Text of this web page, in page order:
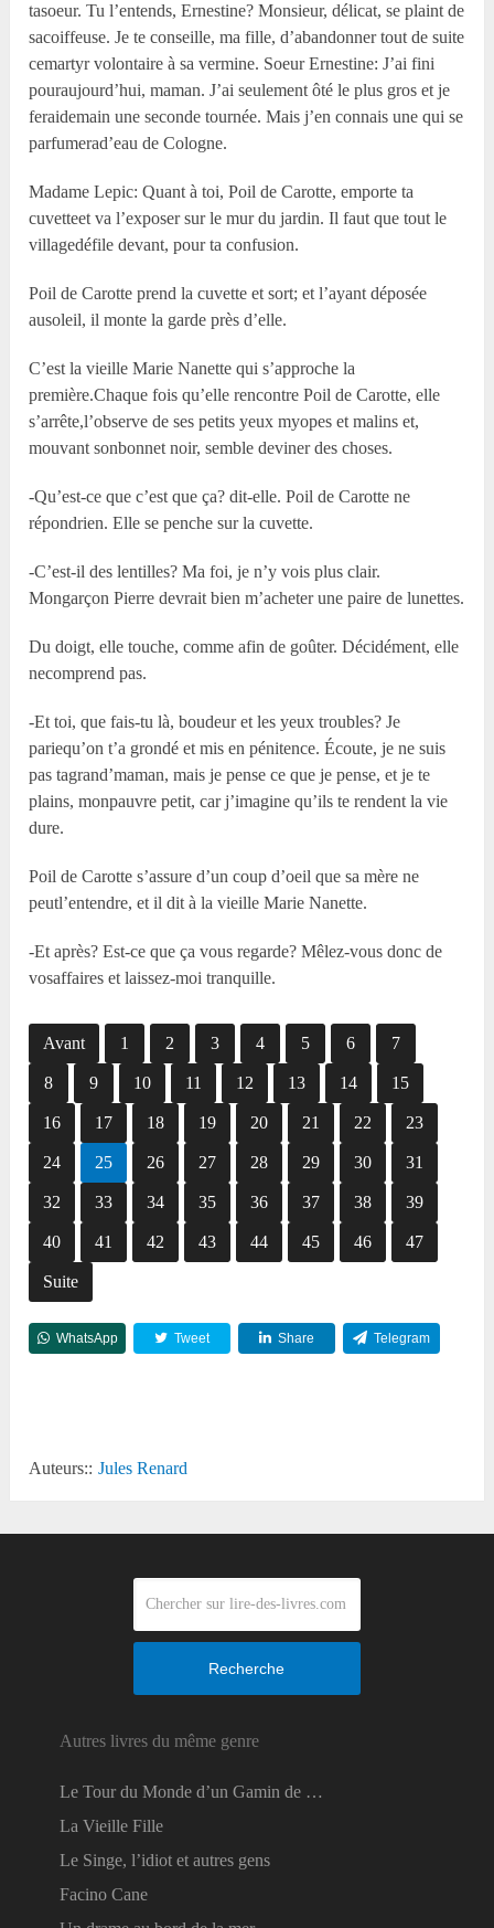
tasoeur. Tu l’entends, Ernestine? Monsieur, délicat, se plaint de
sacoiffeuse. Je te conseille, ma fille, d’abandonner tout de suite
cemartyr volontaire à sa vermine. Soeur Ernestine: J’ai fini
pouraujourd’hui, maman. J’ai seulement ôté le plus gros et je
feraidemain une seconde tournée. Mais j’en connais une qui se
parfumerad’eau de Cologne.
Madame Lepic: Quant à toi, Poil de Carotte, emporte ta
cuvetteet va l’exposer sur le mur du jardin. Il faut que tout le
villagedéfile devant, pour ta confusion.
Poil de Carotte prend la cuvette et sort; et l’ayant déposée
ausoleil, il monte la garde près d’elle.
C’est la vieille Marie Nanette qui s’approche la
première.Chaque fois qu’elle rencontre Poil de Carotte, elle
s’arrête,l’observe de ses petits yeux myopes et malins et,
mouvant sonbonnet noir, semble deviner des choses.
-Qu’est-ce que c’est que ça? dit-elle. Poil de Carotte ne
répondrien. Elle se penche sur la cuvette.
-C’est-il des lentilles? Ma foi, je n’y vois plus clair.
Mongarçon Pierre devrait bien m’acheter une paire de lunettes.
Du doigt, elle touche, comme afin de goûter. Décidément, elle
necomprend pas.
-Et toi, que fais-tu là, boudeur et les yeux troubles? Je
pariequ’on t’a grondé et mis en pénitence. Écoute, je ne suis
pas tagrand’maman, mais je pense ce que je pense, et je te
plains, monpauvre petit, car j’imagine qu’ils te rendent la vie
dure.
Poil de Carotte s’assure d’un coup d’oeil que sa mère ne
peutl’entendre, et il dit à la vieille Marie Nanette.
-Et après? Est-ce que ça vous regarde? Mêlez-vous donc de
vosaffaires et laissez-moi tranquille.
Avant 1 2 3 4 5 6 7
8 9 10 11 12 13 14 15
16 17 18 19 20 21 22 23
24 25 26 27 28 29 30 31
32 33 34 35 36 37 38 39
40 41 42 43 44 45 46 47
Suite
WhatsApp Tweet Share Telegram
Auteurs:: Jules Renard
Recherche
Autres livres du même genre
Le Tour du Monde d’un Gamin de …
La Vieille Fille
Le Singe, l’idiot et autres gens
Facino Cane